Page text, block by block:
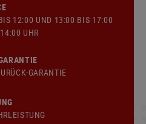
12:00 UND 13:00 BIS 17:00
UHR
GARANTIE